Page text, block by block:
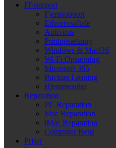
IT-support
Fjernsupport
Erhvervsaftale
Antivirus
Printopsætning
Windows & MacOS
Wi-Fi Opsætning
Microsoft 365
Backup Løsning
Hjemmesider
Reparation
PC Reparation
Mac Reparation
iMac Reparation
Computer Rens
Priser